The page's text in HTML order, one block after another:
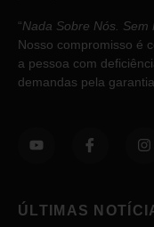
“Nada Sobre Nós. Sem
Nosso compromisso é
a pessoa com
demandas pela
ÚLTIMAS